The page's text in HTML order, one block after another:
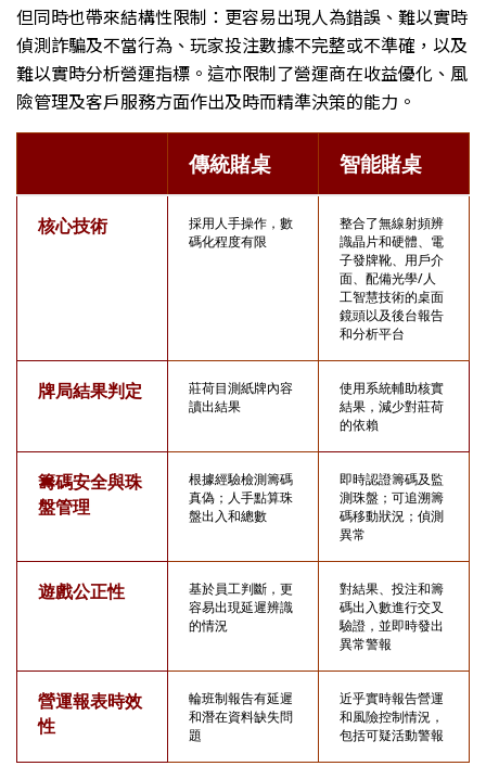
但同時也帶來結構性限制：更容易出現人為錯誤、難以實時
偵測詐騙及不當行為、玩家投注數據不完整或不準確，以及
難以實時分析營運指標。這亦限制了營運商在收益優化、風
險管理及客戶服務方面作出及時而精準決策的能力。
傳統賭桌 智能賭桌
核心技術
採用人手操作，數
碼化程度有限
整合了無線射頻辨
識晶片和硬體、電
子發牌靴、用戶介
面、配備光學/人
工智慧技術的桌面
鏡頭以及後台報告
和分析平台
牌局結果判定
莊荷目測紙牌內容
讀出結果
使用系統輔助核實
結果，減少對莊荷
的依賴
籌碼安全與珠
盤管理
根據經驗檢測籌碼
真偽；人手點算珠
盤出入和總數
即時認證籌碼及監
測珠盤；可追溯籌
碼移動狀況；偵測
異常
遊戲公正性
基於員工判斷，更
容易出現延遲辨識
的情況
對結果、投注和籌
碼出入數進行交叉
驗證，並即時發出
異常警報
營運報表時效
性
輪班制報告有延遲
和潛在資料缺失問
題
近乎實時報告營運
和風險控制情況，
包括可疑活動警報